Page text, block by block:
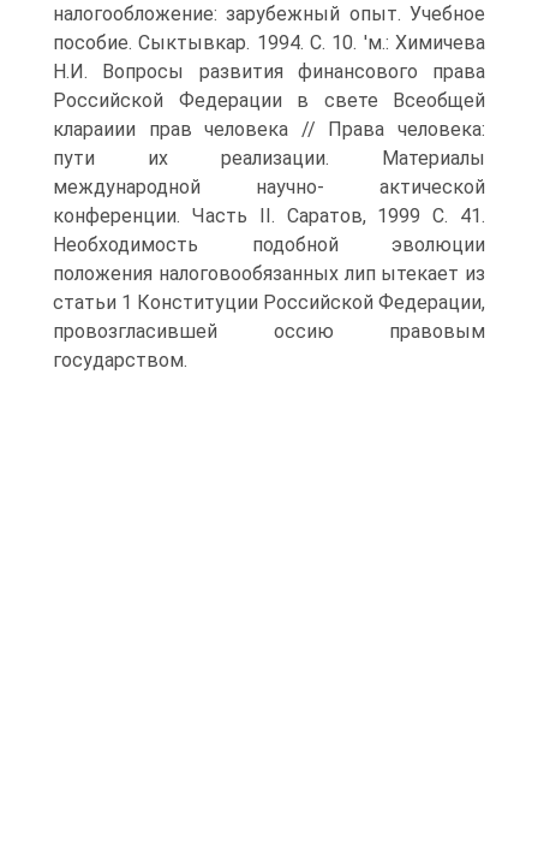
налогообложение: зарубежный опыт. Учебное
пособие. Сыктывкар. 1994. С. 10. 'м.: Химичева
Н.И. Вопросы развития финансового права
Российской Федерации в свете Всеобщей
клараиии прав человека // Права человека:
пути их реализации. Материалы
международной научно- актической
конференции. Часть II. Саратов, 1999 С. 41.
Необходимость подобной эволюции
положения налоговообязанных лип ытекает из
статьи 1 Конституции Российской Федерации,
провозгласившей оссию правовым
государством.